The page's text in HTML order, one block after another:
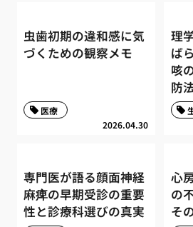
虫歯初期の違和感に気
づくための観察メモ
2026.04.30
医療
理
ば
咳
防
専門医が語る顔面神経
麻痺の早期受診の重要
性と診療科選びの真実
心
の
そ